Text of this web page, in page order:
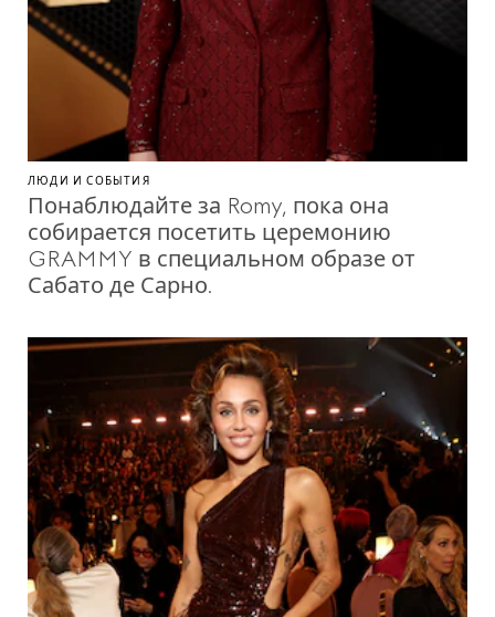
ЛЮДИ И СОБЫТИЯ
Понаблюдайте за Romy, пока она
собирается посетить церемонию
GRAMMY в специальном образе от
Сабато де Сарно.